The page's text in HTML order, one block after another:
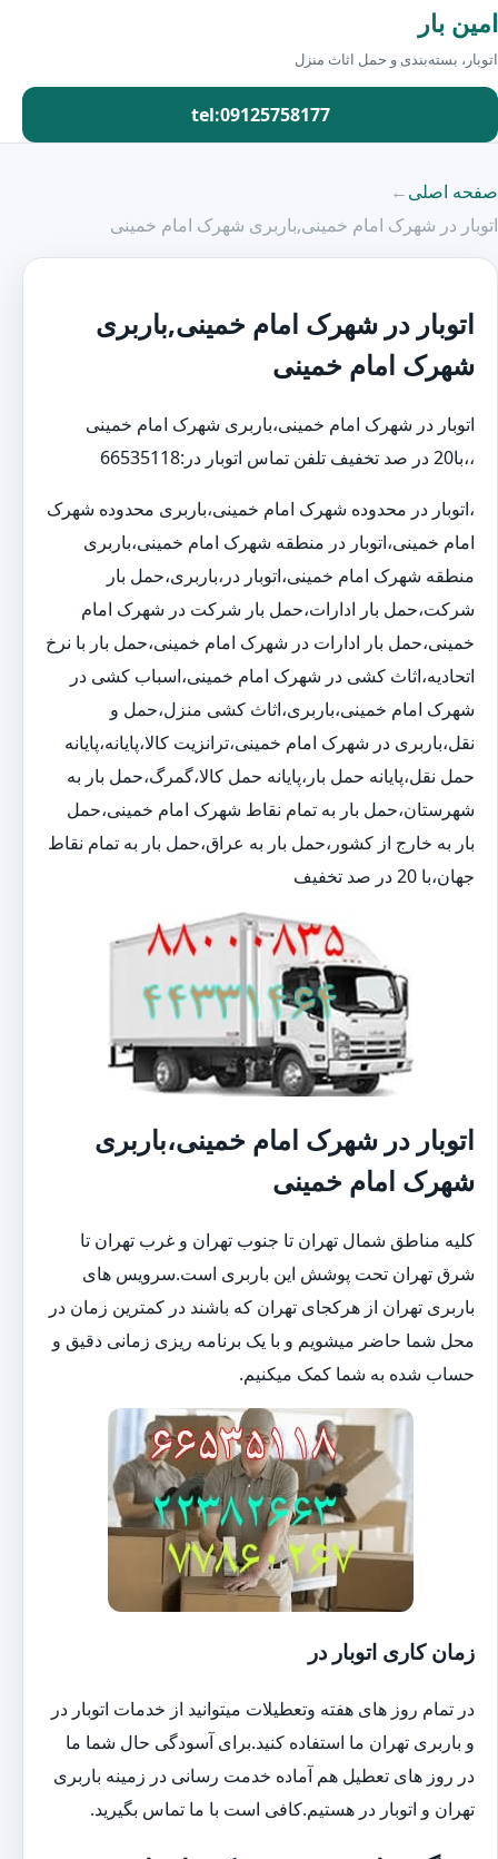
امین بار
اتوبار، بسته‌بندی و حمل اثاث منزل
tel:09125758177
صفحه اصلی←
اتوبار در شهرک امام خمینی,باربری شهرک امام خمینی
اتوبار در شهرک امام خمینی,باربری
شهرک امام خمینی
اتوبار در شهرک امام خمینی،باربری شهرک امام خمینی
،،با20 در صد تخفیف تلفن تماس اتوبار در:66535118
،اتوبار در محدوده شهرک امام خمینی،باربری محدوده شهرک
امام خمینی،اتوبار در منطقه شهرک امام خمینی،باربری
منطقه شهرک امام خمینی،اتوبار در،باربری،حمل بار
شرکت،حمل بار ادارات،حمل بار شرکت در شهرک امام
خمینی،حمل بار ادارات در شهرک امام خمینی،حمل بار با نرخ
اتحادیه،اثاث کشی در شهرک امام خمینی،اسباب کشی در
شهرک امام خمینی،باربری،اثاث کشی منزل،حمل و
نقل،باربری در شهرک امام خمینی،ترانزیت کالا،پایانه،پایانه
حمل نقل،پایانه حمل بار،پایانه حمل کالا،گمرگ،حمل بار به
شهرستان،حمل بار به تمام نقاط شهرک امام خمینی،حمل
بار به خارج از کشور،حمل بار به عراق،حمل بار به تمام نقاط
جهان،با 20 در صد تخفیف
اتوبار در شهرک امام خمینی،باربری
شهرک امام خمینی
کلیه مناطق شمال تهران تا جنوب تهران و غرب تهران تا
شرق تهران تحت پوشش این باربری است.سرویس های
باربری تهران از هرکجای تهران که باشند در کمترین زمان در
محل شما حاضر میشویم و با یک برنامه ریزی زمانی دقیق و
حساب شده به شما کمک میکنیم.
زمان کاری اتوبار در
در تمام روز های هفته وتعطیلات میتوانید از خدمات اتوبار در
و باربری تهران ما استفاده کنید.برای آسودگی حال شما ما
در روز های تعطیل هم آماده خدمت رسانی در زمینه باربری
تهران و اتوبار در هستیم.کافی است با ما تماس بگیرید.